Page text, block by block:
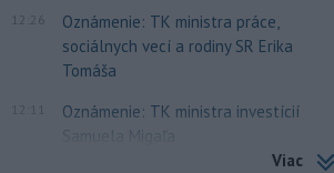
12:26
Oznámenie: TK ministra práce,
sociálnych vecí a rodiny SR Erika
Tomáša
Oznámenie: TK ministra investícií
Samuela Migaľa
Viac